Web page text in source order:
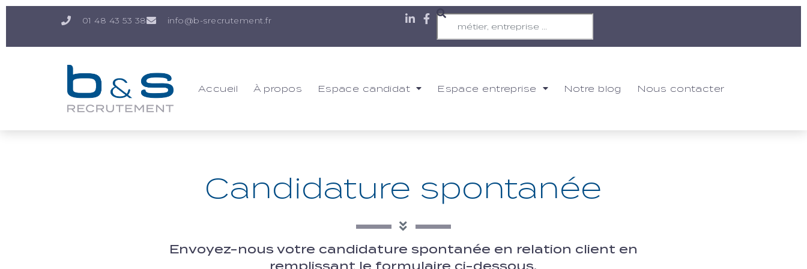
01 48 43 53 38 info@b-srecrutement.fr
Accueil À propos Espace candidat Espace entreprise Notre blog Nous contacter
Candidature spontanée
Envoyez-nous votre candidature spontanée en relation client en